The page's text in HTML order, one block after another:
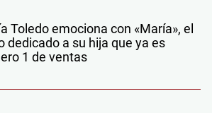
Toledo emociona con «María», el
dedicado a su hija que ya es
1 de ventas